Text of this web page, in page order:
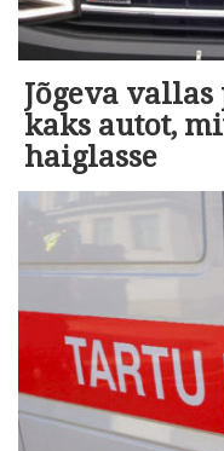
Jõgeva
kaks autot,
haiglasse